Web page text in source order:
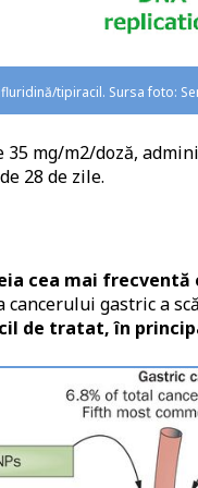
tipiracil. Sursa foto:
35 mg/m2/doză,
28 de zile.
cea mai frecventă
gastric a
de tratat, în